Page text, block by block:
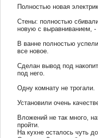
Полностью новая
Стены: полностью
новую с выравниванием, -
В ванне полностью
все новое.
Сделан вывод под
под него.
Одну комнату не трогали.
Установили очень
Вложений не так много,
пройти.
На кухне осталось чуть